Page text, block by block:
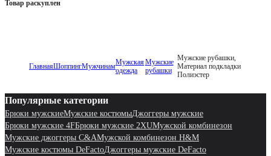
Товар раскуплен
ГлавнаяШоппингМужчинамМужская
одежда
Мужские
рубашки
Мужские рубашки,
Материал подкладки
Полиэстер
Популярные категории
Брюки мужскиеМужские костюмыДжоггеры мужские
Брюки мужские 4FБрюки мужские 2XUМужской комбинезон
Мужские джоггеры C&AМужской комбинезон H&M
Мужские костюмы DeFactoДжоггеры мужские DeFacto